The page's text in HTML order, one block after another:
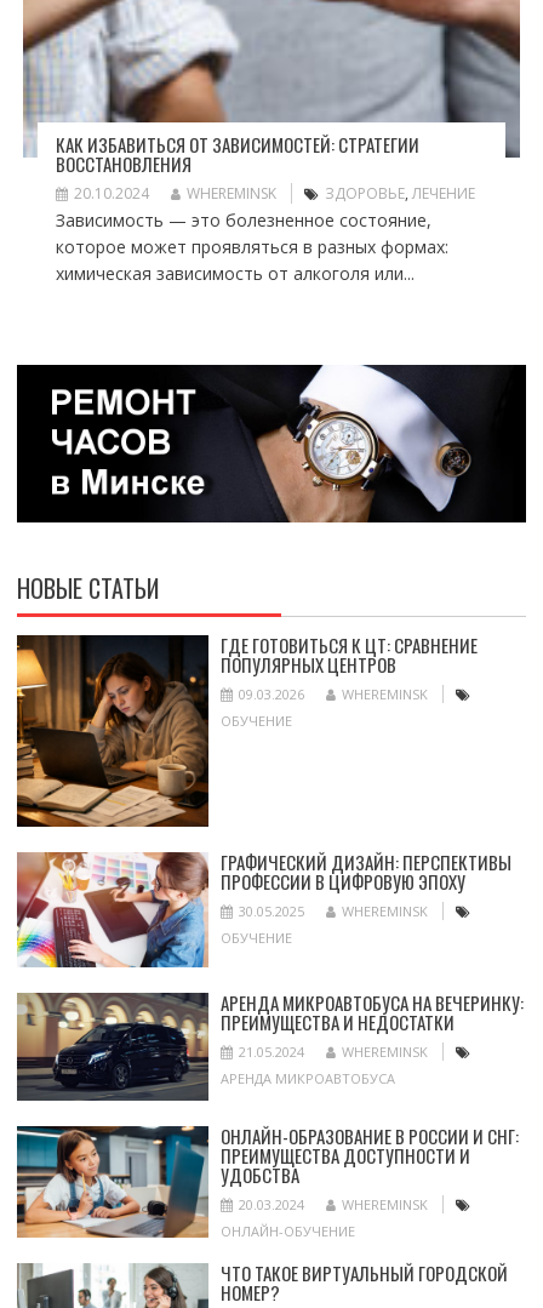
КАК ИЗБАВИТЬСЯ ОТ ЗАВИСИМОСТЕЙ: СТРАТЕГИИ
ВОССТАНОВЛЕНИЯ
20.10.2024 WHEREMINSK ЗДОРОВЬЕ,ЛЕЧЕНИЕ
Зависимость — это болезненное состояние,
которое может проявляться в разных формах:
химическая зависимость от алкоголя или...
НОВЫЕ СТАТЬИ
ГДЕ ГОТОВИТЬСЯ К ЦТ: СРАВНЕНИЕ
ПОПУЛЯРНЫХ ЦЕНТРОВ
09.03.2026
WHEREMINSK
ОБУЧЕНИЕ
ГРАФИЧЕСКИЙ ДИЗАЙН: ПЕРСПЕКТИВЫ
ПРОФЕССИИ В ЦИФРОВУЮ ЭПОХУ
30.05.2025
WHEREMINSK
ОБУЧЕНИЕ
АРЕНДА МИКРОАВТОБУСА НА ВЕЧЕРИНКУ:
ПРЕИМУЩЕСТВА И НЕДОСТАТКИ
21.05.2024
WHEREMINSK
АРЕНДА МИКРОАВТОБУСА
ОНЛАЙН-ОБРАЗОВАНИЕ В РОССИИ И СНГ:
ПРЕИМУЩЕСТВА ДОСТУПНОСТИ И
УДОБСТВА
20.03.2024
WHEREMINSK
ОНЛАЙН-ОБУЧЕНИЕ
ЧТО ТАКОЕ ВИРТУАЛЬНЫЙ ГОРОДСКОЙ
НОМЕР?